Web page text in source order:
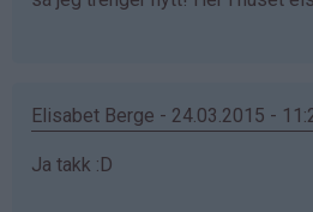
Elisabet Berge - 24.03.2015 -
Ja takk :D